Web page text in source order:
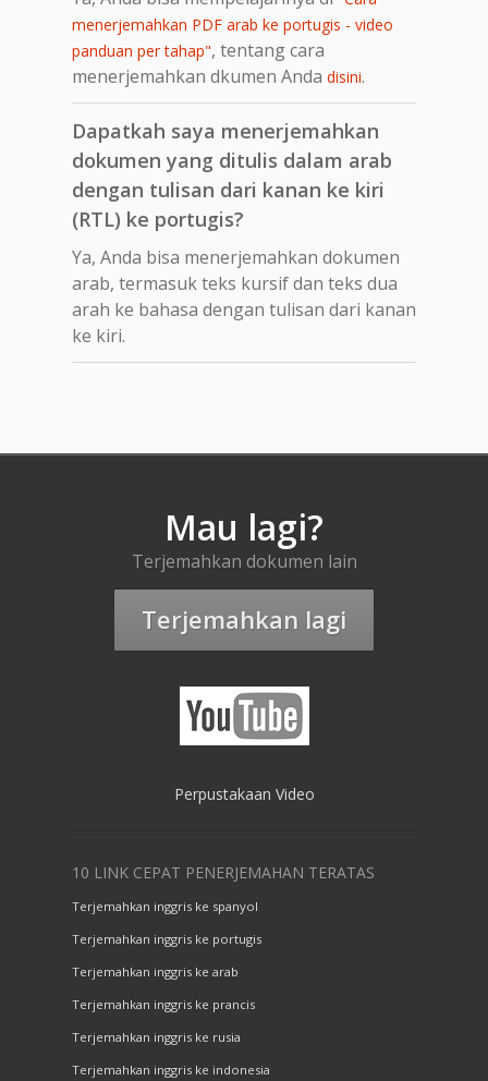
menerjemahkan PDF arab ke portugis - video
panduan per tahap", tentang cara
menerjemahkan dkumen Anda disini.
Dapatkah saya menerjemahkan
dokumen yang ditulis dalam arab
dengan tulisan dari kanan ke kiri
(RTL) ke portugis?
Ya, Anda bisa menerjemahkan dokumen
arab, termasuk teks kursif dan teks dua
arah ke bahasa dengan tulisan dari kanan
ke kiri.
Mau lagi?
Terjemahkan dokumen lain
Terjemahkan lagi
Perpustakaan Video
10 LINK CEPAT PENERJEMAHAN TERATAS
Terjemahkan inggris ke spanyol
Terjemahkan inggris ke portugis
Terjemahkan inggris ke arab
Terjemahkan inggris ke prancis
Terjemahkan inggris ke rusia
Terjemahkan inggris ke indonesia